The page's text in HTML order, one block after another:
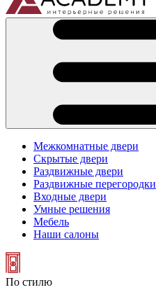
Межкомнатные двери
Скрытые двери
Раздвижные двери
Раздвижные перегородки
Входные двери
Умные решения
Мебель
Наши салоны
По стилю